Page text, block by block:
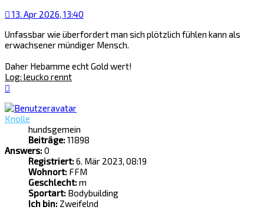
13. Apr 2026, 13:40
Unfassbar wie überfordert man sich plötzlich fühlen kann als
erwachsener mündiger Mensch.
Daher Hebamme echt Gold wert!
Log: leucko rennt
Knolle
hundsgemein
Beiträge:11898
Answers:0
Registriert:6. Mär 2023, 08:19
Wohnort: FFM
Geschlecht:m
Sportart: Bodybuilding
Ich bin: Zweifelnd